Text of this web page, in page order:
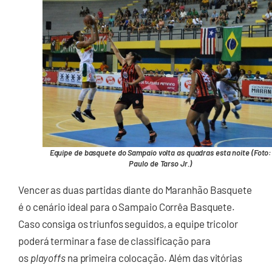
Equipe de basquete do Sampaio volta as quadras esta noite (Foto:
Paulo de Tarso Jr.)
Vencer as duas partidas diante do Maranhão Basquete
é o cenário ideal para o Sampaio Corrêa Basquete.
Caso consiga os triunfos seguidos, a equipe tricolor
poderá terminar a fase de classificação para
os playoffsna primeira colocação. Além das vitórias